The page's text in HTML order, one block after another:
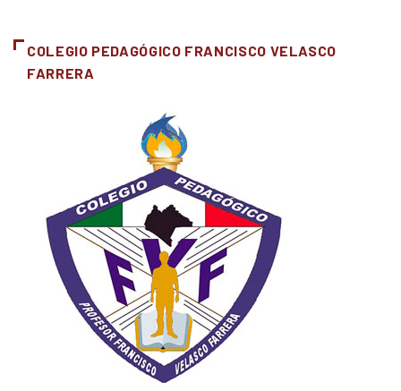
COLEGIO PEDAGÓGICO FRANCISCO VELASCO
FARRERA